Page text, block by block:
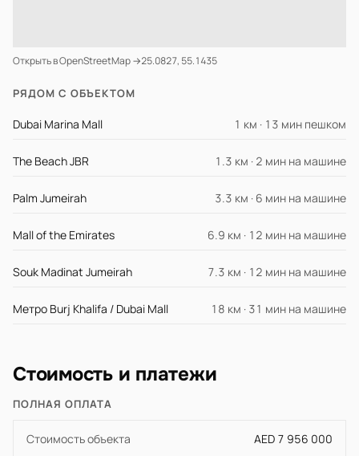
Открыть в OpenStreetMap →25.0827, 55.1435
РЯДОМ С ОБЪЕКТОМ
Dubai Marina Mall 1 км · 13 мин пешком
The Beach JBR 1.3 км · 2 мин на машине
Palm Jumeirah 3.3 км · 6 мин на машине
Mall of the Emirates 6.9 км · 12 мин на машине
Souk Madinat Jumeirah 7.3 км · 12 мин на машине
Метро Burj Khalifa / Dubai Mall 18 км · 31 мин на машине
Стоимость и платежи
ПОЛНАЯ ОПЛАТА
Стоимость объекта AED 7 956 000